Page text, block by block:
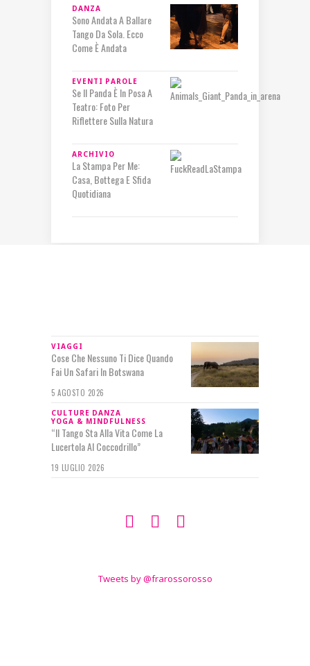
DANZA
Sono Andata A Ballare
Tango Da Sola. Ecco
Come È Andata
EVENTI PAROLE
Se Il Panda È In Posa A
Teatro: Foto Per
Riflettere Sulla Natura
ARCHIVIO
La Stampa Per Me:
Casa, Bottega E Sfida
Quotidiana
VIAGGI
Cose Che Nessuno Ti Dice Quando
Fai Un Safari In Botswana
5 AGOSTO 2026
CULTURE DANZA
YOGA & MINDFULNESS
“Il Tango Sta Alla Vita Come La
Lucertola Al Coccodrillo”
19 LUGLIO 2026
Tweets by @frarossorosso